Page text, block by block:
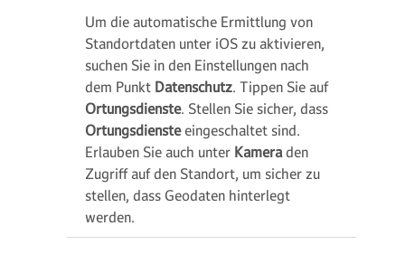
Um die automatische Ermittlung von
Standortdaten unter iOS zu aktivieren,
suchen Sie in den Einstellungen nach
dem Punkt Datenschutz. Tippen Sie auf
Ortungsdienste. Stellen Sie sicher, dass
Ortungsdiensteeingeschaltet sind.
Erlauben Sie auch unter Kameraden
Zugriff auf den Standort, um sicher zu
stellen, dass Geodaten hinterlegt
werden.